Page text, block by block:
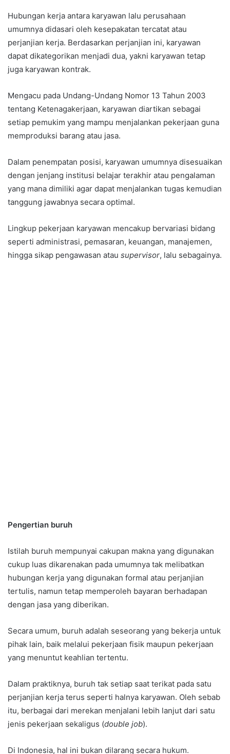
Hubungan kerja antara karyawan lalu perusahaan
umumnya didasari oleh kesepakatan tercatat atau
perjanjian kerja. Berdasarkan perjanjian ini, karyawan
dapat dikategorikan menjadi dua, yakni karyawan tetap
juga karyawan kontrak.
Mengacu pada Undang-Undang Nomor 13 Tahun 2003
tentang Ketenagakerjaan, karyawan diartikan sebagai
setiap pemukim yang mampu menjalankan pekerjaan guna
memproduksi barang atau jasa.
Dalam penempatan posisi, karyawan umumnya disesuaikan
dengan jenjang institusi belajar terakhir atau pengalaman
yang mana dimiliki agar dapat menjalankan tugas kemudian
tanggung jawabnya secara optimal.
Lingkup pekerjaan karyawan mencakup bervariasi bidang
seperti administrasi, pemasaran, keuangan, manajemen,
hingga sikap pengawasan atau supervisor, lalu sebagainya.
Pengertian buruh
Istilah buruh mempunyai cakupan makna yang digunakan
cukup luas dikarenakan pada umumnya tak melibatkan
hubungan kerja yang digunakan formal atau perjanjian
tertulis, namun tetap memperoleh bayaran berhadapan
dengan jasa yang diberikan.
Secara umum, buruh adalah seseorang yang bekerja untuk
pihak lain, baik melalui pekerjaan fisik maupun pekerjaan
yang menuntut keahlian tertentu.
Dalam praktiknya, buruh tak setiap saat terikat pada satu
perjanjian kerja terus seperti halnya karyawan. Oleh sebab
itu, berbagai dari merekan menjalani lebih lanjut dari satu
jenis pekerjaan sekaligus (double job).
Di Indonesia, hal ini bukan dilarang secara hukum.